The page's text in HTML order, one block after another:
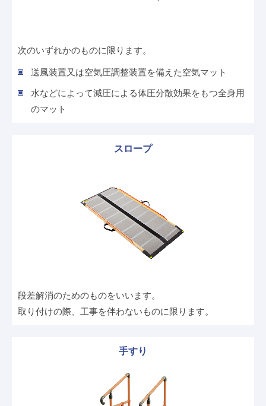
次のいずれかのものに限ります。
送風装置又は空気圧調整装置を備えた空気マット
水などによって減圧による体圧分散効果をもつ全身用
のマット
スロープ
段差解消のためのものをいいます。
取り付けの際、工事を伴わないものに限ります。
手すり